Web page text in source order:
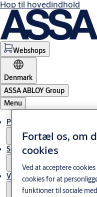
Hop til hovedindhold
Webshops
Denmark
ASSA ABLOY Group
Menu
Produkter og løsninger
Service
Viden og cases
Fortæl os, om
cookies
Ved at acceptere
cookies for at
funktioner til sociale